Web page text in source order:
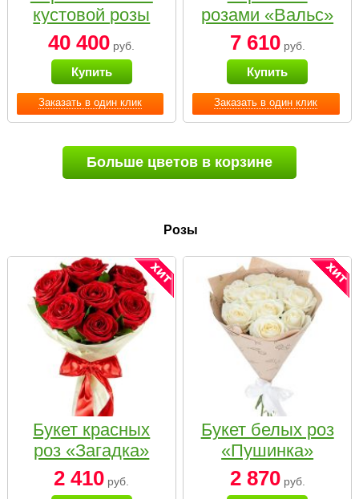
Заказать в один клик
кустовой розы
нежных тонов
40 400 руб.
Купить
Заказать в один клик
розами «Вальс»
7 610руб.
Купить
Больше цветов в корзине
Розы
Букет красных
роз «Загадка»
2 410 руб.
Букет белых роз
«Пушинка»
2 870руб.